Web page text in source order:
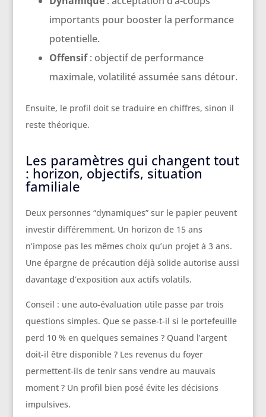
importants pour booster la performance
potentielle.
Offensif: objectif de performance
maximale, volatilité assumée sans détour.
Ensuite, le profil doit se traduire en chiffres, sinon il
reste théorique.
Les paramètres qui changent tout
: horizon, objectifs, situation
familiale
Deux personnes “dynamiques” sur le papier peuvent
investir différemment. Un horizon de 15 ans
n’impose pas les mêmes choix qu’un projet à 3 ans.
Une épargne de précaution déjà solide autorise aussi
davantage d’exposition aux actifs volatils.
Conseil : une auto-évaluation utile passe par trois
questions simples. Que se passe-t-il si le portefeuille
perd 10 % en quelques semaines ? Quand l’argent
doit-il être disponible ? Les revenus du foyer
permettent-ils de tenir sans vendre au mauvais
moment ? Un profil bien posé évite les décisions
impulsives.